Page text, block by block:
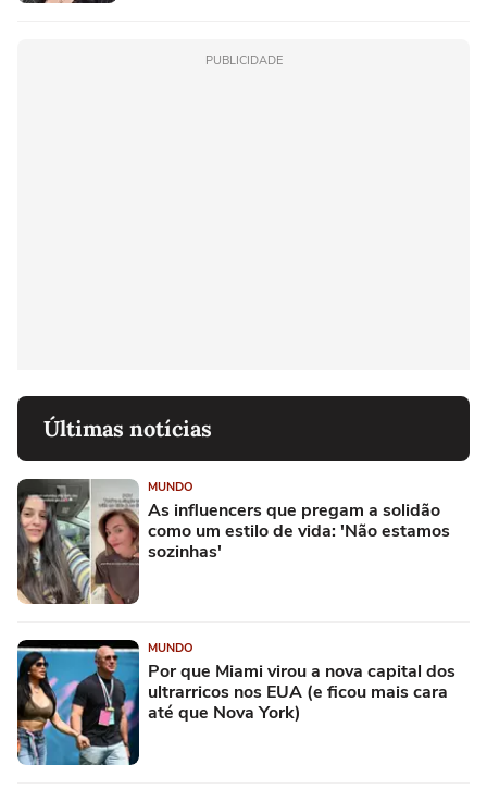
PUBLICIDADE
Últimas notícias
MUNDO
As influencers que pregam a solidão
como um estilo de vida: 'Não estamos
sozinhas'
MUNDO
Por que Miami virou a nova capital dos
ultrarricos nos EUA (e ficou mais cara
até que Nova York)